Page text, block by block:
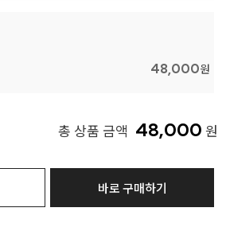
48,000원
총 상품 금액 48,000 원
바로 구매하기